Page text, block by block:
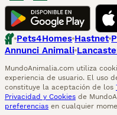
Pets4Homes Hastnet
Annunci Animali
MundoAnimalia.com utiliza
experiencia de usuario. El uso
constituye la aceptación de los
Privacidad y Cookies de
preferencias en cualquier